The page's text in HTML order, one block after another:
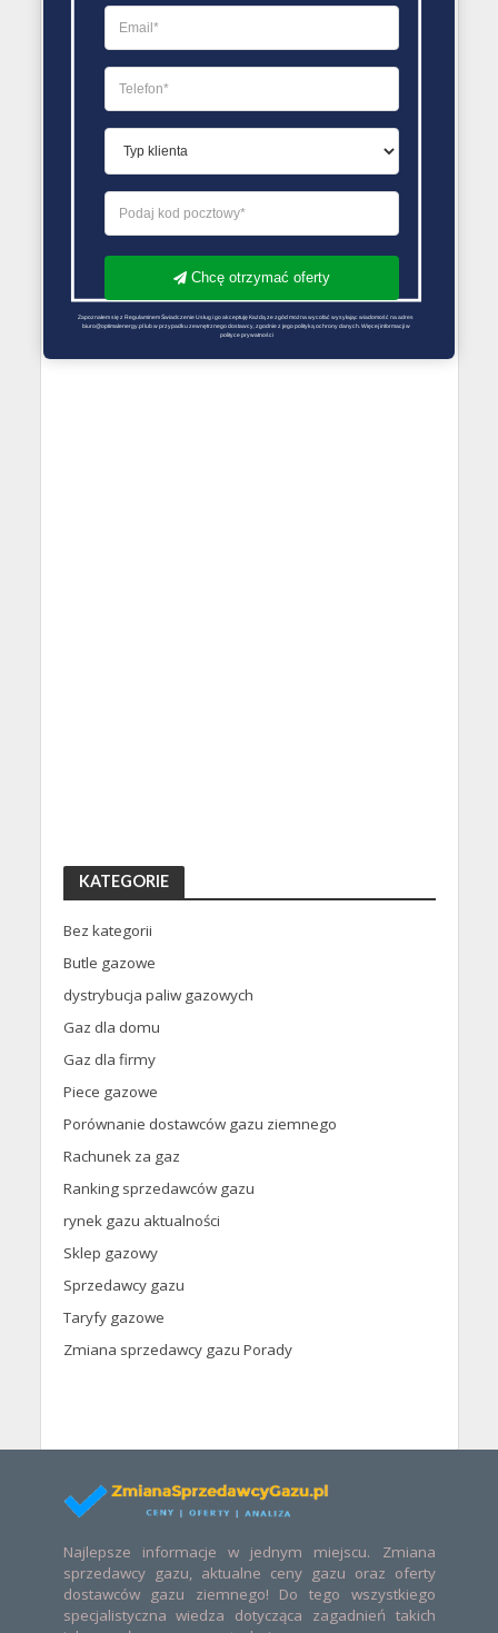
LPG Czarna Woda
Dostawcy gazu Czarna Woda
PORÓWNYWARKA OFERT GAZU
KATEGORIE
Bez kategorii
Butle gazowe
dystrybucja paliw gazowych
Gaz dla domu
Gaz dla firmy
Piece gazowe
Porównanie dostawców gazu ziemnego
Rachunek za gaz
Ranking sprzedawców gazu
rynek gazu aktualności
Sklep gazowy
Sprzedawcy gazu
Taryfy gazowe
Zmiana sprzedawcy gazu Porady
Najlepsze informacje w jednym miejscu. Zmiana
sprzedawcy gazu, aktualne ceny gazu oraz oferty
dostawców gazu ziemnego! Do tego wszystkiego
specjalistyczna wiedza dotycząca zagadnień takich
Chcę otrzymać oferty
Zapoznałem się z Regulaminem Świadczenie Usług i go akceptuję Każdą ze zgód można wycofać wysyłając wiadomość na adres
biuro@optimalenergy.pl lub w przypadku zewnętrznego dostawcy, zgodnie z jego polityką ochrony danych. Więcej informacji w
polityce prywatności